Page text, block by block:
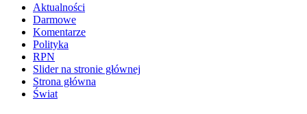
Aktualności
Darmowe
Komentarze
Polityka
RPN
Slider na stronie głównej
Strona główna
Świat